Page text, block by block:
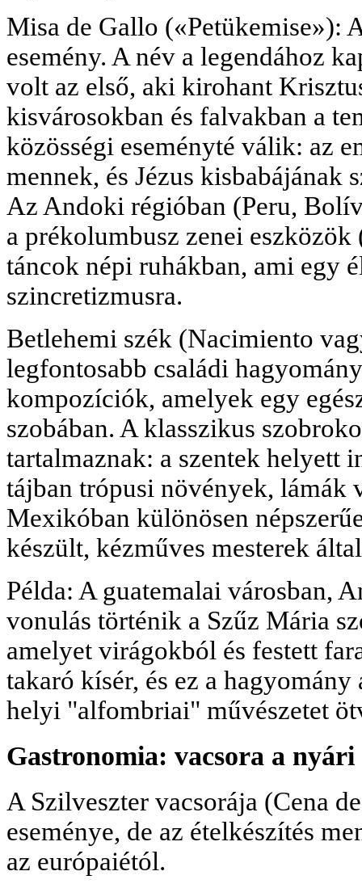
Misa de Gallo («Petükemise»):
esemény. A név a legendához
volt az első, aki kirohant
kisvárosokban és falvakban a
közösségi eseményté válik: az
mennek, és Jézus kisbabájának
Az Andoki régióban (Peru,
a prékolumbusz zenei eszközök
táncok népi ruhákban, ami egy
szincretizmusra.
Betlehemi szék (Nacimiento
legfontosabb családi
kompozíciók, amelyek egy
szobában. A klasszikus
tartalmaznak: a szentek helyett
tájban trópusi növények, lámák
Mexikóban különösen
készült, kézműves mesterek
Példa: A guatemalai városban,
vonulás történik a Szűz Mária
amelyet virágokból és festett
takaró kísér, és ez a
helyi "alfombriai" művészetet
Gastronomia: vacsora a
A Szilveszter vacsorája (Cena
eseménye, de az ételkészítés
az európaiétól.